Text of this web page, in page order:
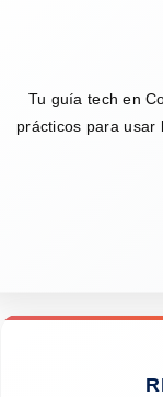
Tu guía tech en
prácticos para usar